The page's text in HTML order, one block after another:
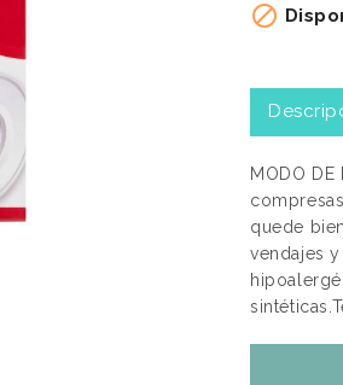

MODO
quede
vendajes